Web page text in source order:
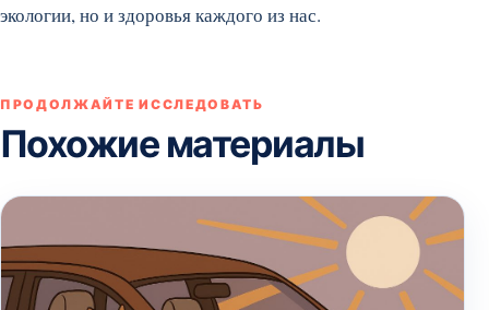
экологии, но и здоровья каждого из нас.
ПРОДОЛЖАЙТЕ ИССЛЕДОВАТЬ
Похожие материалы